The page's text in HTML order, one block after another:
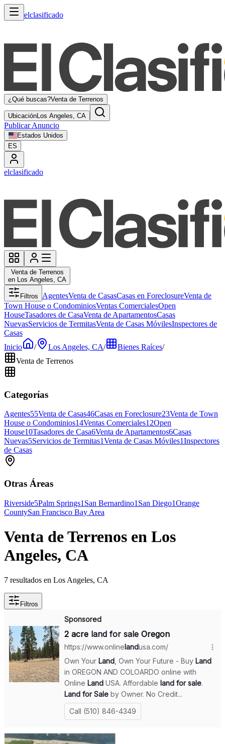
elclasificado
¿Qué buscas?Venta de Terrenos
UbicaciónLos Angeles, CA
Publicar Anuncio
Estados Unidos
ES
elclasificado
Venta de Terrenos
en Los Angeles, CA
Filtros AgentesVenta de CasasCasas en ForeclosureVenta de
Town House o CondominiosVentas ComercialesOpen
HouseTasadores de CasaVenta de ApartamentosCasas
NuevasServicios de TermitasVenta de Casas MóvilesInspectores de
Casas
Inicio
/ Los Angeles, CA/ Bienes Raíces/
Venta de Terrenos
Categorías
Agentes55Venta de Casas46Casas en Foreclosure23Venta de Town
House o Condominios14Ventas Comerciales12Open
House10Tasadores de Casa6Venta de Apartamentos6Casas
Nuevas5Servicios de Termitas1Venta de Casas Móviles1Inspectores
de Casas
Otras Áreas
Riverside5Palm Springs1 San Bernardino1 San Diego1Orange
CountySan Francisco Bay Area
Venta de Terrenos en Los
Angeles, CA
7 resultados en Los Angeles, CA
Filtros